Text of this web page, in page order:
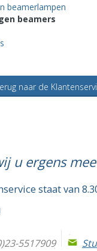
beamerlampen
beamers
naar de
u ergens
staat van
5517909